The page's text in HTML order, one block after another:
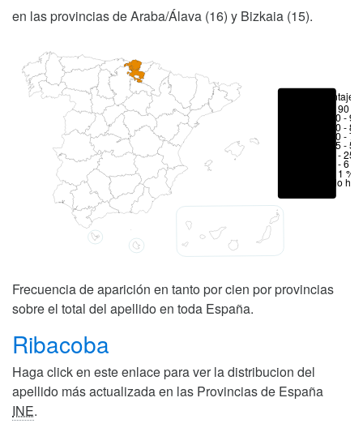
en las provincias de Araba/Álava (16) y Bizkaia (15).
Porcentajes
> 90 %
80 -
70 -
50 -
25 -
6 - 25
1 - 6 %
< 1 %
No hay
Frecuencia de aparición en tanto por cien por provincias
sobre el total del apellido en toda España.
Ribacoba
Haga click en este enlace para ver la distribucion del
apellido más actualizada en las Provincias de España
INE.